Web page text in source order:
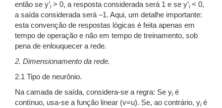
então se y’i > 0, a resposta considerada será 1 e se y’i < 0,
a saída considerada será –1. Aqui, um detalhe importante:
esta convenção de respostas lógicas é feita apenas em
tempo de operação e não em tempo de treinamento, sob
pena de enlouquecer a rede.
2. Dimensionamento da rede.
2.1 Tipo de neurônio.
Na camada de saída, considera-se a regra: Se yi é
contínuo, usa-se a função linear (v=u). Se, ao contrário, yi é